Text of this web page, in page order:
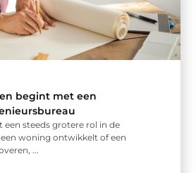
begint met een
een steeds grotere rol in de
woning ontwikkelt of een
...